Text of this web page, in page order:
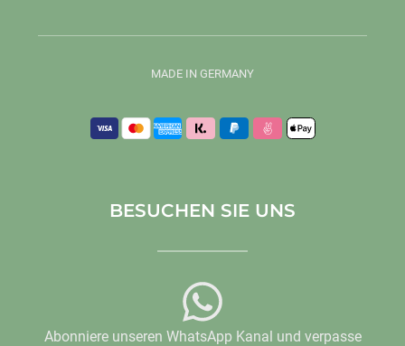
MADE IN GERMANY
BESUCHEN SIE UNS
Abonniere unseren WhatsApp Kanal und verpasse